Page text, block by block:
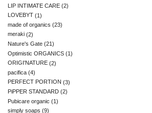
LIP INTIMATE CARE (2)
LOVEBYT (1)
made of organics (23)
meraki (2)
Nature's Gate (21)
Optimistic ORGANICS (1)
ORIGI'NATURE (2)
pacifica (4)
PERFECT PORTION (3)
PiPPER STANDARD (2)
Pubicare organic (1)
simply soaps (9)